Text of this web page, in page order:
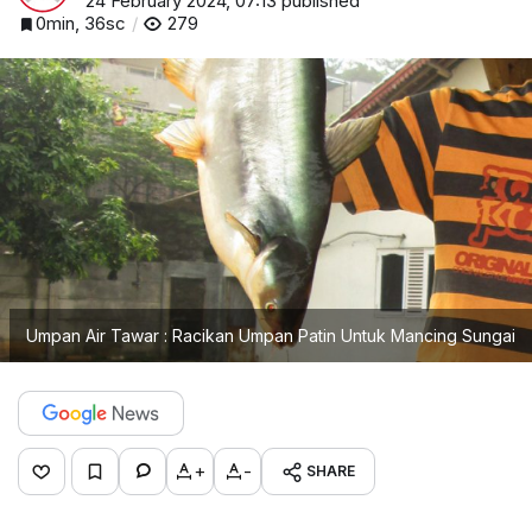
0min, 36sc
279
Umpan Air Tawar : Racikan Umpan Patin Untuk Mancing Sungai
+ - SHARE